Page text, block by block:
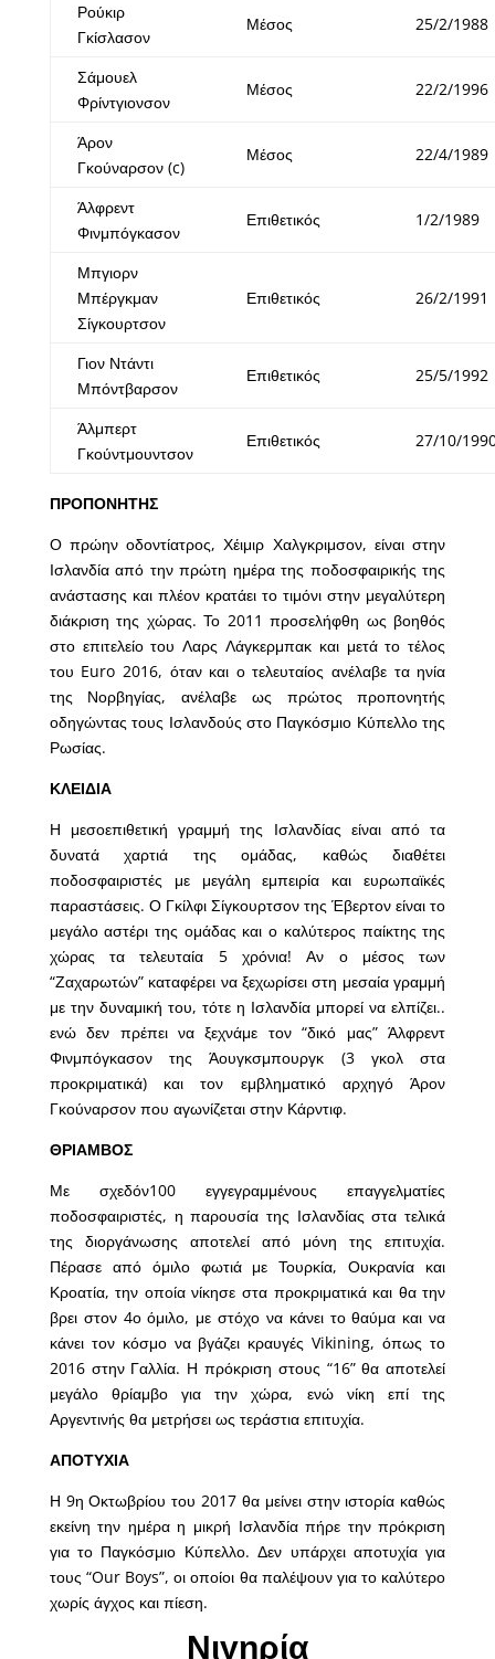
Ρούκιρ
Γκίσλασον
Μέσος 25/2/1988
Σάμουελ
Φρίντγιονσον
Μέσος 22/2/1996
Άρον
Γκούναρσον (c)
Μέσος 22/4/1989
Άλφρεντ
Φινμπόγκασον
Επιθετικός 1/2/1989
Μπγιορν
Μπέργκμαν
Σίγκουρτσον
Επιθετικός 26/2/1991
Γιον Ντάντι
Μπόντβαρσον
Επιθετικός 25/5/1992
Άλμπερτ
Γκούντμουντσον
Επιθετικός 27/10/
ΠΡΟΠΟΝΗΤΗΣ
Ο πρώην οδοντίατρος, Χέιμιρ Χαλγκριμσον, είναι στην
Ισλανδία από την πρώτη ημέρα της ποδοσφαιρικής της
ανάστασης και πλέον κρατάει το τιμόνι στην μεγαλύτερη
διάκριση της χώρας. Το 2011 προσελήφθη ως βοηθός
στο επιτελείο του Λαρς Λάγκερμπακ και μετά το τέλος
του Euro 2016, όταν και ο τελευταίος ανέλαβε τα ηνία
της Νορβηγίας, ανέλαβε ως πρώτος προπονητής
οδηγώντας τους Ισλανδούς στο Παγκόσμιο Κύπελλο της
Ρωσίας.
ΚΛΕΙΔΙΑ
Η μεσοεπιθετική γραμμή της Ισλανδίας είναι από τα
δυνατά χαρτιά της ομάδας, καθώς διαθέτει
ποδοσφαιριστές με μεγάλη εμπειρία και ευρωπαϊκές
παραστάσεις. Ο Γκίλφι Σίγκουρτσον της Έβερτον είναι το
μεγάλο αστέρι της ομάδας και ο καλύτερος παίκτης της
χώρας τα τελευταία 5 χρόνια! Αν ο μέσος των
“Ζαχαρωτών” καταφέρει να ξεχωρίσει στη μεσαία γραμμή
με την δυναμική του, τότε η Ισλανδία μπορεί να ελπίζει..
ενώ δεν πρέπει να ξεχνάμε τον “δικό μας” Άλφρεντ
Φινμπόγκασον της Άουγκσμπουργκ (3 γκολ στα
προκριματικά) και τον εμβληματικό αρχηγό Άρον
Γκούναρσον που αγωνίζεται στην Κάρντιφ.
ΘΡΙΑΜΒΟΣ
Με σχεδόν100 εγγεγραμμένους επαγγελματίες
ποδοσφαιριστές, η παρουσία της Ισλανδίας στα τελικά
της διοργάνωσης αποτελεί από μόνη της επιτυχία.
Πέρασε από όμιλο φωτιά με Τουρκία, Ουκρανία και
Κροατία, την οποία νίκησε στα προκριματικά και θα την
βρει στον 4ο όμιλο, με στόχο να κάνει το θαύμα και να
κάνει τον κόσμο να βγάζει κραυγές Vikining, όπως το
2016 στην Γαλλία. Η πρόκριση στους “16” θα αποτελεί
μεγάλο θρίαμβο για την χώρα, ενώ νίκη επί της
Αργεντινής θα μετρήσει ως τεράστια επιτυχία.
ΑΠΟΤΥΧΙΑ
Η 9η Οκτωβρίου του 2017 θα μείνει στην ιστορία καθώς
εκείνη την ημέρα η μικρή Ισλανδία πήρε την πρόκριση
για το Παγκόσμιο Κύπελλο. Δεν υπάρχει αποτυχία για
τους “Our Boys”, οι οποίοι θα παλέψουν για το καλύτερο
χωρίς άγχος και πίεση.
Νιγηρία